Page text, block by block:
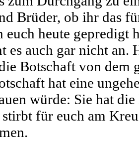
Brüder, ob ihr das
euch heute gepredigt
es auch gar nicht an.
Botschaft von dem
hat eine
würde: Sie hat
stirbt für euch am